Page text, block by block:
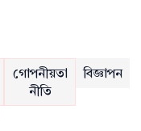
গোপনীয়তা
নীতি
বিজ্ঞাপন